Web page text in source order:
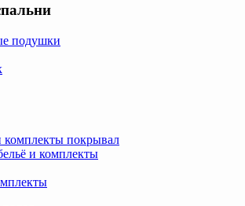
подушки
покрывал
и комплекты